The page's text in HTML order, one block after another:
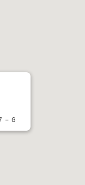
－６